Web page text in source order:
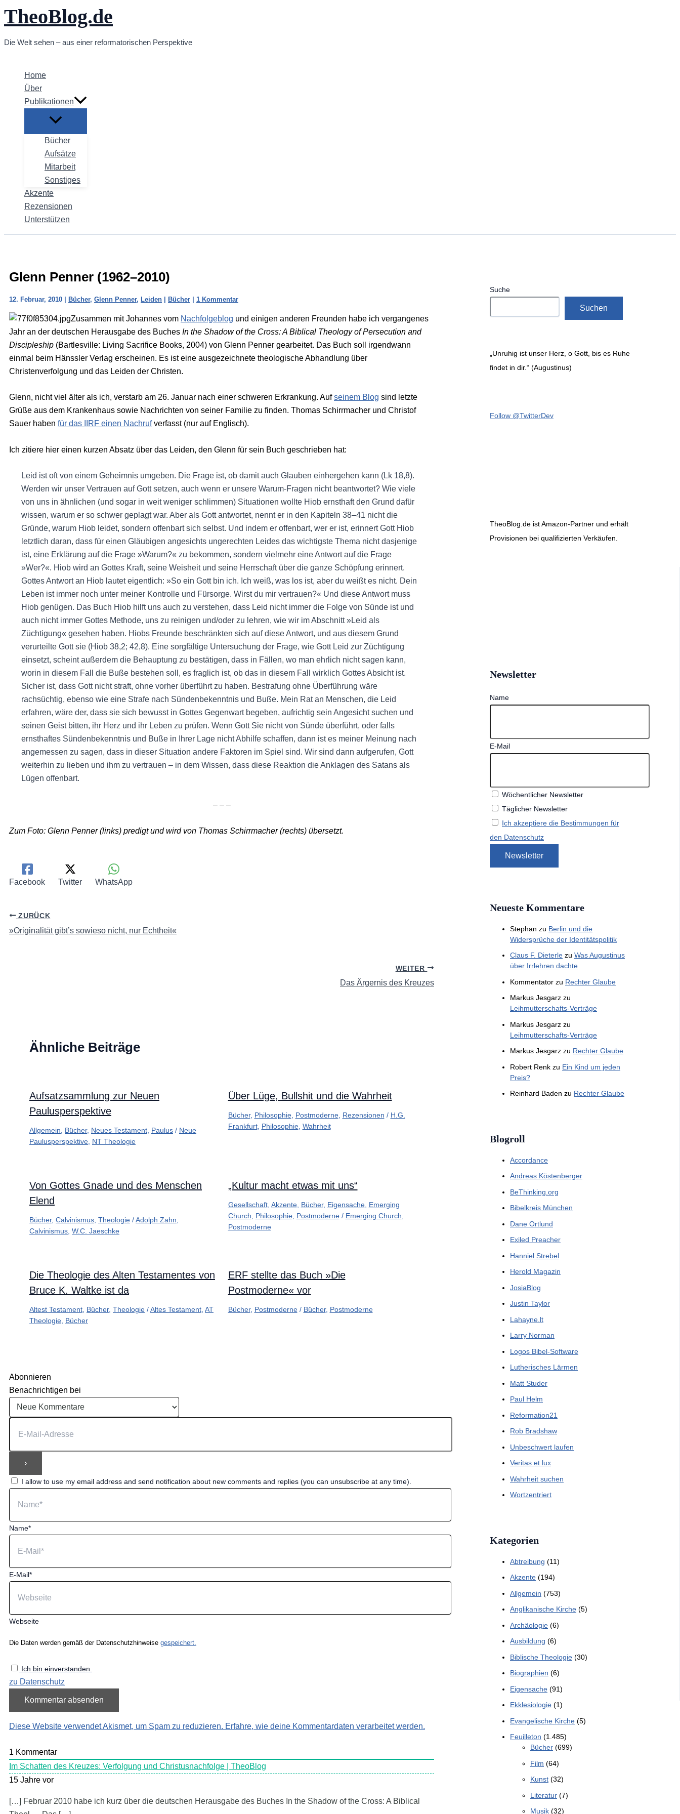
Zum
Inhalt
TheoBlog.de
Die Welt sehen – aus einer reformatorischen Perspektive
Home
Über
Publikationen
Bücher
Aufsätze
Mitarbeit
Sonstiges
Akzente
Rezensionen
Unterstützen
Glenn Penner (1962–2010)
12. Februar, 2010 | Bücher, Glenn Penner, Leiden | Bücher | 1 Kommentar
Zusammen mit Johannes vom Nachfolgeblog und einigen anderen Freunden habe ich vergangenes
Jahr an der deutschen Herausgabe des Buches In the Shadow of the Cross: A Biblical Theology of Persecution and
Discipleship (Bartlesville: Living Sacrifice Books, 2004) von Glenn Penner gearbeitet. Das Buch soll irgendwann
einmal beim Hänssler Verlag erscheinen. Es ist eine ausgezeichnete theologische Abhandlung über
Christenverfolgung und das Leiden der Christen.
Glenn, nicht viel älter als ich, verstarb am 26. Januar nach einer schweren Erkrankung. Aufseinem Blog sind letzte
Grüße aus dem Krankenhaus sowie Nachrichten von seiner Familie zu finden. Thomas Schirrmacher und Christof
Sauer haben für das IIRF einen Nachrufverfasst (nur auf Englisch).
Ich zitiere hier einen kurzen Absatz über das Leiden, den Glenn für sein Buch geschrieben hat:
Leid ist oft von einem Geheimnis umgeben. Die Frage ist, ob damit auch Glauben einhergehen kann (Lk 18,8).
Werden wir unser Vertrauen auf Gott setzen, auch wenn er unsere Warum-Fragen nicht beantwortet? Wie viele
von uns in ähnlichen (und sogar in weit weniger schlimmen) Situationen wollte Hiob ernsthaft den Grund dafür
wissen, warum er so schwer geplagt war. Aber als Gott antwortet, nennt er in den Kapiteln 38–41 nicht die
Gründe, warum Hiob leidet, sondern offenbart sich selbst. Und indem er offenbart, wer er ist, erinnert Gott Hiob
letztlich daran, dass für einen Gläubigen angesichts ungerechten Leides das wichtigste Thema nicht dasjenige
ist, eine Erklärung auf die Frage »Warum?« zu bekommen, sondern vielmehr eine Antwort auf die Frage
»Wer?«. Hiob wird an Gottes Kraft, seine Weisheit und seine Herrschaft über die ganze Schöpfung erinnert.
Gottes Antwort an Hiob lautet eigentlich: »So ein Gott bin ich. Ich weiß, was los ist, aber du weißt es nicht. Dein
Leben ist immer noch unter meiner Kontrolle und Fürsorge. Wirst du mir vertrauen?« Und diese Antwort muss
Hiob genügen. Das Buch Hiob hilft uns auch zu verstehen, dass Leid nicht immer die Folge von Sünde ist und
auch nicht immer Gottes Methode, uns zu reinigen und/oder zu lehren, wie wir im Abschnitt »Leid als
Züchtigung« gesehen haben. Hiobs Freunde beschränkten sich auf diese Antwort, und aus diesem Grund
verurteilte Gott sie (Hiob 38,2; 42,8). Eine sorgfältige Untersuchung der Frage, wie Gott Leid zur Züchtigung
einsetzt, scheint außerdem die Behauptung zu bestätigen, dass in Fällen, wo man ehrlich nicht sagen kann,
worin in diesem Fall die Buße bestehen soll, es fraglich ist, ob das in diesem Fall wirklich Gottes Absicht ist.
Sicher ist, dass Gott nicht straft, ohne vorher überführt zu haben. Bestrafung ohne Überführung wäre
rachsüchtig, ebenso wie eine Strafe nach Sündenbekenntnis und Buße. Mein Rat an Menschen, die Leid
erfahren, wäre der, dass sie sich bewusst in Gottes Gegenwart begeben, aufrichtig sein Angesicht suchen und
seinen Geist bitten, ihr Herz und ihr Leben zu prüfen. Wenn Gott Sie nicht von Sünde überführt, oder falls
ernsthaftes Sündenbekenntnis und Buße in Ihrer Lage nicht Abhilfe schaffen, dann ist es meiner Meinung nach
angemessen zu sagen, dass in dieser Situation andere Faktoren im Spiel sind. Wir sind dann aufgerufen, Gott
weiterhin zu lieben und ihm zu vertrauen – in dem Wissen, dass diese Reaktion die Anklagen des Satans als
Lügen offenbart.
– – –
Zum Foto: Glenn Penner (links) predigt und wird von Thomas Schirrmacher (rechts) übersetzt.
Facebook Twitter WhatsApp
ZURÜCK
»Originalität gibt’s sowieso nicht, nur Echtheit«
WEITER
Das Ärgernis des Kreuzes
Ähnliche Beiträge
Aufsatzsammlung zur Neuen
Paulusperspektive
Allgemein Bücher, Neues Testament Paulus / Neue
Paulusperspektive NT Theologie
Über Lüge, Bullshit und die Wahrheit
Bücher, Philosophie, Postmoderne, Rezensionen / H.G.
Frankfurt, Philosophie, Wahrheit
Von Gottes Gnade und des Menschen
Elend
Bücher, Calvinismus Theologie /Adolph Zahn
Calvinismus W.C. Jaeschke
„Kultur macht etwas mit uns“
Gesellschaft, Akzente, Bücher, Eigensache, Emerging
Church
Philosophie, Postmoderne/ Emerging Church
Postmoderne
Die Theologie des Alten Testamentes von
Bruce K. Waltke ist da
Altest Testament Bücher, Theologie /Altes Testament AT
Theologie Bücher
ERF stellte das Buch »Die
Postmoderne« vor
Bücher, Postmoderne/ Bücher, Postmoderne
Abonnieren
Benachrichtigen bei
I allow to use my email address and send notification about new comments and replies (you can unsubscribe at any time).
Name*
E-Mail*
Webseite
Die Daten werden gemäß der Datenschutzhinweise gespeichert.
Ich bin einverstanden.
zu Datenschutz
Diese Website verwendet Akismet, um Spam zu reduzieren. Erfahre, wie deine Kommentardaten verarbeitet werden.
1 Kommentar
Im Schatten des Kreuzes: Verfolgung und Christusnachfolge | TheoBlog
15 Jahre vor
[…] Februar 2010 habe ich kurz über die deutschen Herausgabe des Buches In the Shadow of the Cross: A Biblical
Suche
Suchen
„Unruhig ist unser Herz, o Gott, bis es Ruhe
findet in dir.“ (Augustinus)
Follow @TwitterDev
TheoBlog.de ist Amazon-Partner und erhält
Provisionen bei qualifizierten Verkäufen.
Newsletter
Name
E-Mail
Wöchentlicher Newsletter
Täglicher Newsletter
Ich akzeptiere die Bestimmungen für
den Datenschutz
Neueste Kommentare
Stephan zu Berlin und die
Widersprüche der Identitätspolitik
Claus F. Dieterle zu Was Augustinus
über Irrlehren dachte
Kommentator zu Rechter Glaube
Markus Jesgarz zu
Leihmutterschafts-Verträge
Markus Jesgarz zu
Leihmutterschafts-Verträge
Markus Jesgarz zu Rechter Glaube
Robert Renk zu Ein Kind um jeden
Preis?
Reinhard Baden zu Rechter Glaube
Blogroll
Accordance
Andreas Köstenberger
BeThinking.org
Bibelkreis München
Dane Ortlund
Exiled Preacher
Hanniel Strebel
Herold Magazin
JosiaBlog
Justin Taylor
Lahayne.lt
Larry Norman
Logos Bibel-Software
Lutherisches Lärmen
Matt Studer
Paul Helm
Reformation21
Rob Bradshaw
Unbeschwert laufen
Veritas et lux
Wahrheit suchen
Wortzentriert
Kategorien
Abtreibung (11)
Akzente (194)
Allgemein (753)
Anglikanische Kirche (5)
Archäologie (6)
Ausbildung (6)
Biblische Theologie (30)
Biographien (6)
Eigensache (91)
Ekklesiologie (1)
Evangelische Kirche (5)
Feuilleton (1.485)
Bücher (699)
Film (64)
Kunst (32)
Literatur (7)
Musik (32)